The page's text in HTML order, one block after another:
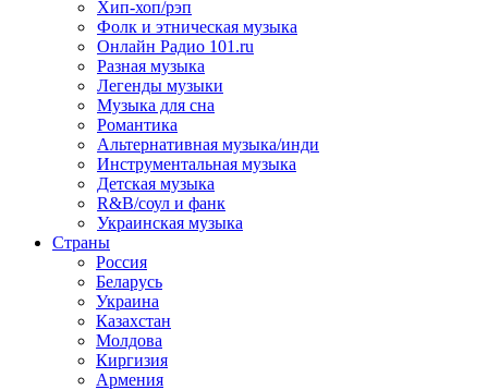
Хип-хоп/рэп
Фолк и этническая музыка
Онлайн Радио 101.ru
Разная музыка
Легенды музыки
Музыка для сна
Романтика
Альтернативная музыка/инди
Инструментальная музыка
Детская музыка
R&B/cоул и фанк
Украинская музыка
Страны
Россия
Беларусь
Украина
Казахстан
Молдова
Киргизия
Армения